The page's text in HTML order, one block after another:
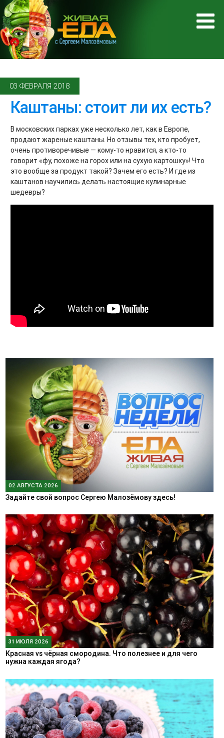
03 ФЕВРАЛЯ 2018
Каштаны: стоит ли их есть?
В московских парках уже несколько лет, как в Европе,
продают жареные каштаны. Но отзывы тех, кто пробует,
очень противоречивые — кому-то нравится, а кто-то
говорит «фу, похоже на горох или на сухую картошку»! Что
это вообще за продукт такой? Зачем его есть? И где из
каштанов научились делать настоящие кулинарные
шедевры?
02 АВГУСТА 2026
Задайте свой вопрос Сергею Малозёмову здесь!
31 ИЮЛЯ 2026
Красная vs чёрная смородина. Что полезнее и для чего
нужна каждая ягода?